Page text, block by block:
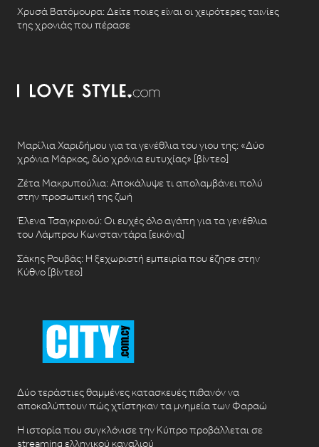
Χρυσά Βατόμουρα: Δείτε ποιες είναι οι χειρότερες ταινίες
της χρονιάς που πέρασε
Μαρίλια Χαριδήμου για τα γενέθλια του γιου της: «Δύο
χρόνια Μάρκος, δύο χρόνια ευτυχίας» [βίντεο]
Ζέτα Μακρυπούλια: Αποκάλυψε τι απολαμβάνει πολύ
στην προσωπική της ζωή
Έλενα Τσαγκρινού: Οι ευχές όλο αγάπη για τα γενέθλια
του Λάμπρου Κωνσταντάρα [εικόνα]
Σάκης Ρουβάς: Η ξεχωριστή εμπειρία που έζησε στην
Κύθνο [βίντεο]
Δύο τεράστιες θαμμένες κατασκευές πιθανόν να
αποκαλύπτουν πώς χτίστηκαν τα μνημεία των Φαραώ
Η ιστορία που συγκλόνισε την Κύπρο προβάλλεται σε
streaming ελληνικού καναλιού